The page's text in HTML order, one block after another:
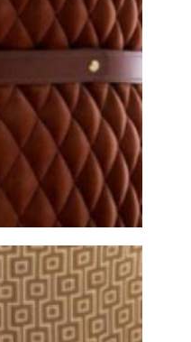
и контроль
в режиме
GPS-
логистических
в
соблюдение
защиту от
на всех этапах